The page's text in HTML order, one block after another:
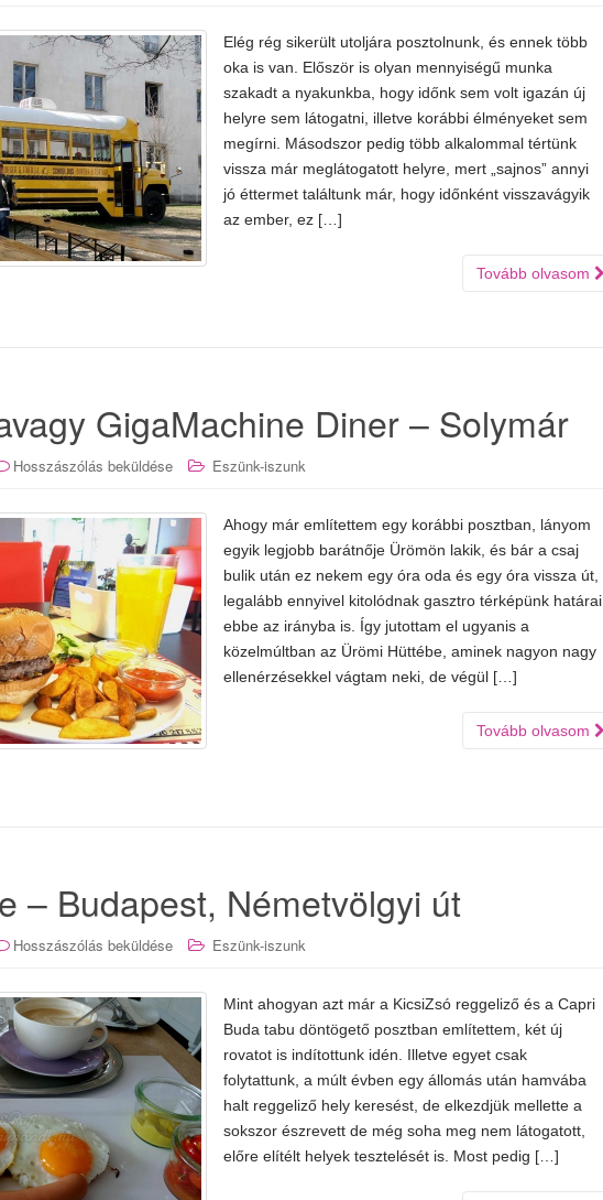
Elég rég sikerült utoljára posztolnunk, és ennek több
oka is van. Először is olyan mennyiségű munka
szakadt a nyakunkba, hogy időnk sem volt igazán új
helyre sem látogatni, illetve korábbi élményeket sem
megírni. Másodszor pedig több alkalommal tértünk
vissza már meglátogatott helyre, mert „sajnos” annyi
jó éttermet találtunk már, hogy időnként visszavágyik
az ember, ez […]
Tovább olvasom
GigaMachine Diner – Solymár
Hosszászólás beküldése Eszünk-iszunk
Ahogy már említettem egy korábbi posztban, lányom
egyik legjobb barátnője Ürömön lakik, és bár a csaj
bulik után ez nekem egy óra oda és egy óra vissza út,
legalább ennyivel kitolódnak gasztro térképünk határai
ebbe az irányba is. Így jutottam el ugyanis a
közelmúltban az Ürömi Hüttébe, aminek nagyon nagy
ellenérzésekkel vágtam neki, de végül […]
Tovább olvasom
– Budapest, Németvölgyi út
Hosszászólás beküldése Eszünk-iszunk
Mint ahogyan azt már a KicsiZsó reggeliző és a Capri
Buda tabu döntögető posztban említettem, két új
rovatot is indítottunk idén. Illetve egyet csak
folytattunk, a múlt évben egy állomás után hamvába
halt reggeliző hely keresést, de elkezdjük mellette a
sokszor észrevett de még soha meg nem látogatott,
előre elítélt helyek tesztelését is. Most pedig […]